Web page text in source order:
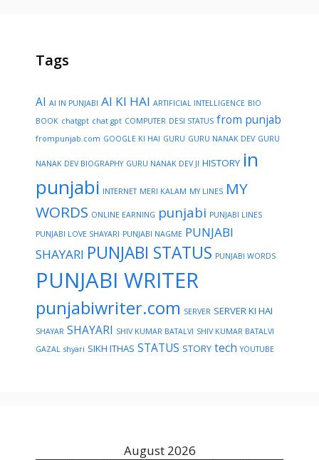
Tags
AI AI IN PUNJABI AI KI HAI ARTIFICIAL INTELLIGENCE BIO
BOOK chatgpt chat gpt COMPUTER DESI STATUS from punjab
frompunjab.com GOOGLE KI HAI GURU GURU NANAK DEV GURU
NANAK DEV BIOGRAPHY GURU NANAK DEV JI HISTORY in
punjabi INTERNET MERI KALAM MY LINES MY
WORDS ONLINE EARNING punjabi PUNJABI LINES
PUNJABI LOVE SHAYARI PUNJABI NAGME PUNJABI
SHAYARI PUNJABI STATUS PUNJABI WORDS
PUNJABI WRITER
punjabiwriter.com SERVER SERVER KI HAI
SHAYAR SHAYARI SHIV KUMAR BATALVI SHIV KUMAR BATALVI
GAZAL shyari SIKH ITHAS STATUS STORY tech YOUTUBE
August 2026